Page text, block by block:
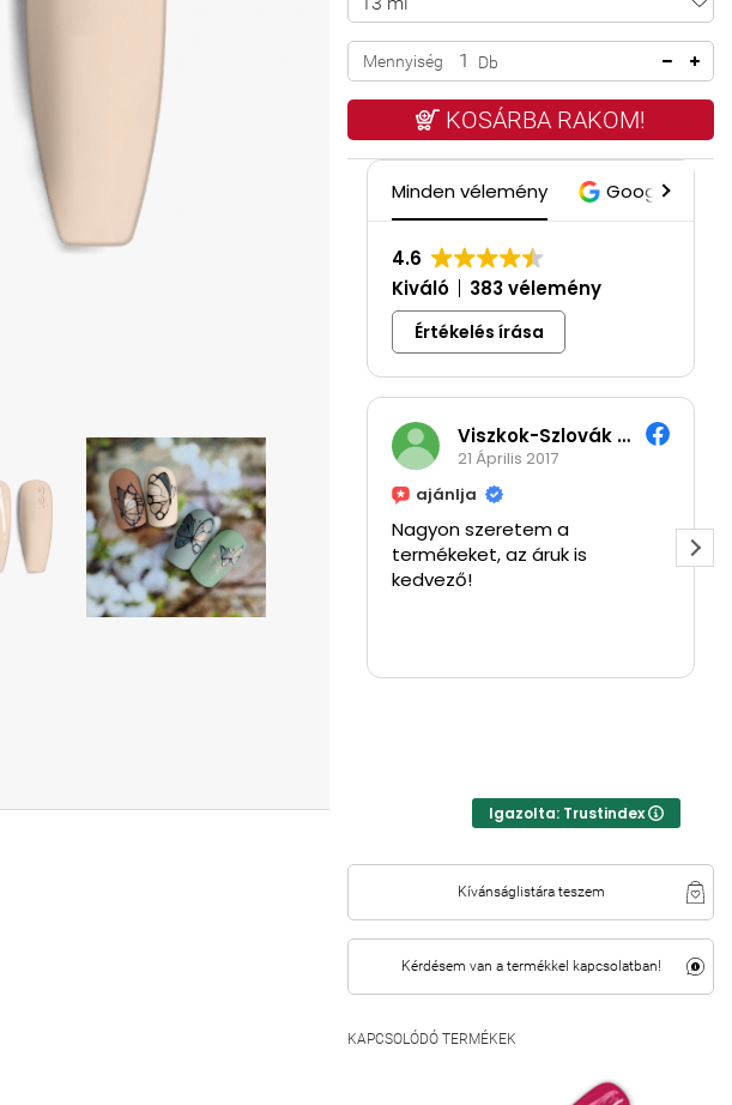
Mennyiség Db
KOSÁRBA RAKOM!
Minden vélemény Google
4.6
Kiváló
383 vélemény
Értékelés írása
21 Április 2017
ajánlja
Nagyon szeretem a
termékeket, az áruk is
kedvező!
Györgyi Vizi
Szuper termékek,gyors
kiszállítás! A budapesti
Igazolta: Trustindex
Kívánságlistára teszem
Kérdésem van a termékkel kapcsolatban!
KAPCSOLÓDÓ TERMÉKEK